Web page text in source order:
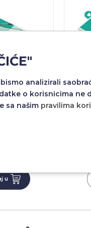
EKRANA
u
analizirali
o korisnicima ne
sa našim pravilima